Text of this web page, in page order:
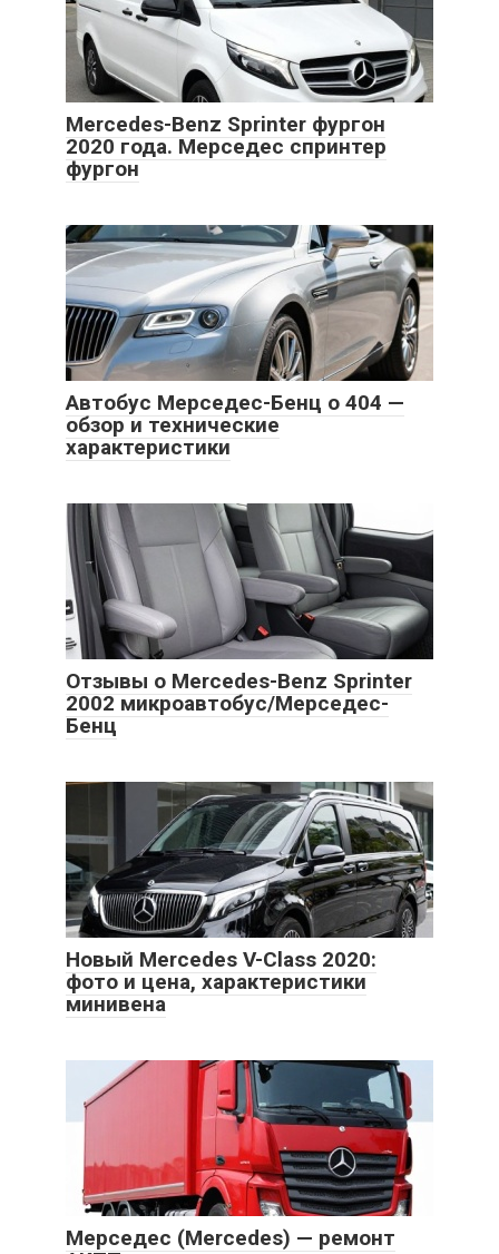
Mercedes-Benz Sprinter фургон
2020 года. Мерседес спринтер
фургон
Автобус Мерседес-Бенц о 404 —
обзор и технические
характеристики
Отзывы о Mercedes-Benz Sprinter
2002 микроавтобус/Мерседес-
Бенц
Новый Mercedes V-Class 2020:
фото и цена, характеристики
минивена
Мерседес (Mercedes) — ремонт